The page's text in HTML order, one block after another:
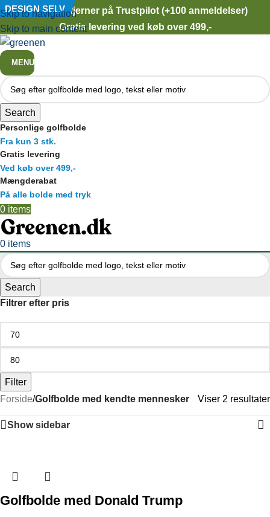
Skip to navigation
Skip to main content
★★★★★ 5 stjerner på Trustpilot (+100 anmeldelser)
Gratis levering ved køb over 499,-
MENU
Search
Personlige golfbolde
Fra kun 3 stk.
Gratis levering
Ved køb over 499,-
Mængderabat
På alle bolde med tryk
0 items
0 items
Search
Filtrer efter pris
Filter
Forside/Golfbolde med kendte mennesker Viser 2 resultater
Show sidebar
DESIGN SELV
Golfbolde med Donald Trump
DESIGN SELV